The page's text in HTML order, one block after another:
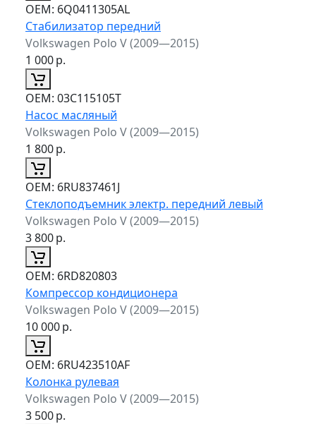
ОЕМ: 6Q0411305AL
Стабилизатор передний
Volkswagen Polo V (2009—2015)
1 000р.
ОЕМ: 03C115105T
Насос масляный
Volkswagen Polo V (2009—2015)
1 800р.
ОЕМ: 6RU837461J
Стеклоподъемник электр. передний левый
Volkswagen Polo V (2009—2015)
3 800р.
ОЕМ: 6RD820803
Компрессор кондиционера
Volkswagen Polo V (2009—2015)
10 000р.
ОЕМ: 6RU423510AF
Колонка рулевая
Volkswagen Polo V (2009—2015)
3 500р.